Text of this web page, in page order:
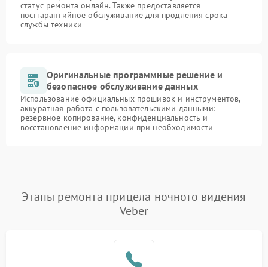
статус ремонта онлайн. Также предоставляется
постгарантийное обслуживание для продления срока
службы техники
Оригинальные программные решение и
безопасное обслуживание данных
Использование официальных прошивок и инструментов,
аккуратная работа с пользовательскими данными:
резервное копирование, конфиденциальность и
восстановление информации при необходимости
Этапы ремонта прицела ночного видения
Veber